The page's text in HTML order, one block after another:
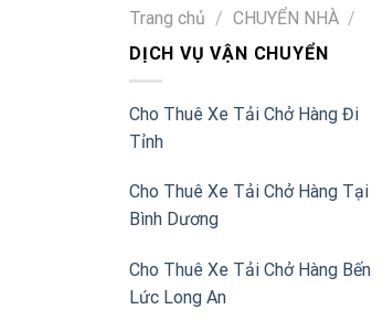
Trang chủ / CHUYỂN NHÀ /
DỊCH VỤ VẬN CHUYỂN
Cho Thuê Xe Tải Chở Hàng Đi
Tỉnh
Cho Thuê Xe Tải Chở Hàng Tại
Bình Dương
Cho Thuê Xe Tải Chở Hàng Bến
Lức Long An